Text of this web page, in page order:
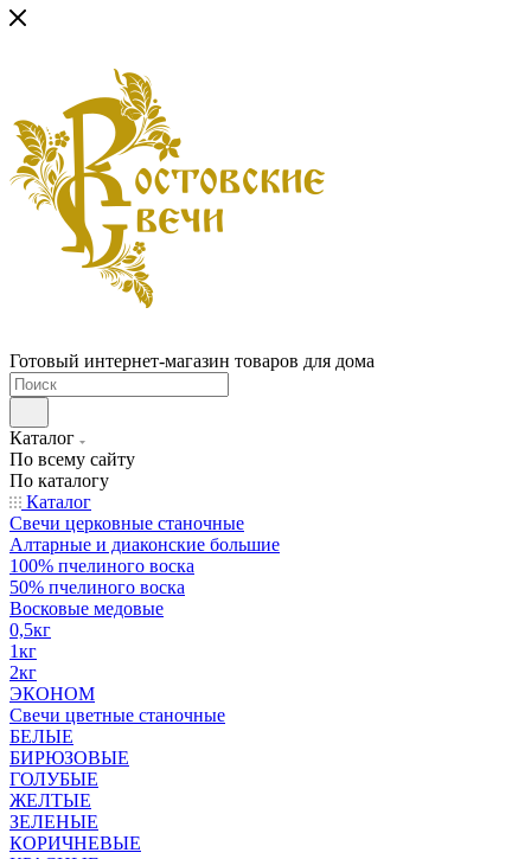
Готовый интернет-магазин товаров для дома
Каталог
По всему сайту
По каталогу
Каталог
Свечи церковные станочные
Алтарные и диаконские большие
100% пчелиного воска
50% пчелиного воска
Восковые медовые
0,5кг
1кг
2кг
ЭКОНОМ
Свечи цветные станочные
БЕЛЫЕ
БИРЮЗОВЫЕ
ГОЛУБЫЕ
ЖЕЛТЫЕ
ЗЕЛЕНЫЕ
КОРИЧНЕВЫЕ